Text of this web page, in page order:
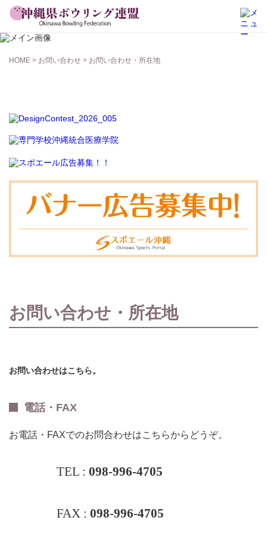
お問い合わせ
HOME > お問い合わせ > お問い合わせ・所在地
お問い合わせ・所在地
お問い合わせはこちら。
電話・FAX
お電話・FAXでのお問合わせはこちらからどうぞ。
TEL : 098-996-4705
FAX : 098-996-4705